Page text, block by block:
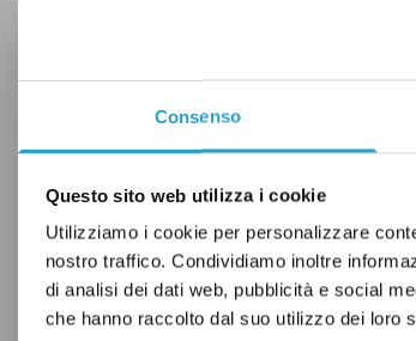
Consenso
Questo sito web utilizza i cookie
Utilizziamo i cookie per personalizzare
nostro traffico. Condividiamo inoltre
di analisi dei dati web, pubblicità e social
che hanno raccolto dal suo utilizzo dei loro
C'ERI QUASI COMPETITIVITÀ